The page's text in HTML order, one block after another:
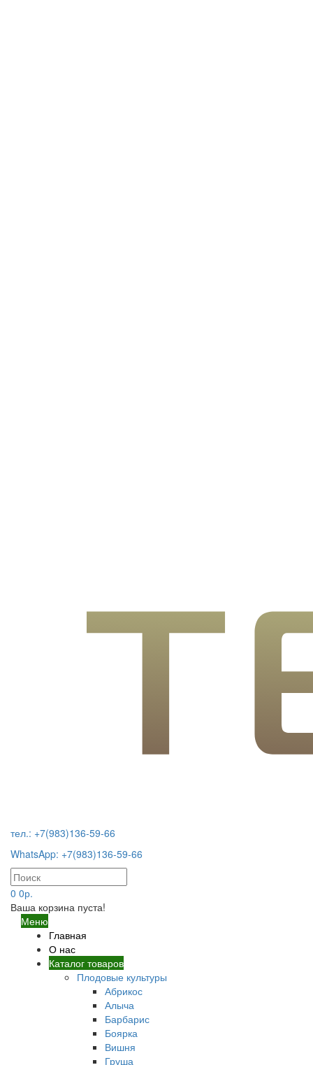
тел.: +7(983)136-59-66
WhatsApp: +7(983)136-59-66
0 0р.
Ваша корзина пуста!
Меню
Главная
О нас
Каталог товаров
Плодовые культуры
Абрикос
Алыча
Барбарис
Боярка
Вишня
Груша